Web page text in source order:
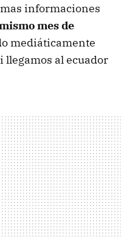
informaciones
mes de
mediáticamente
llegamos al ecuador